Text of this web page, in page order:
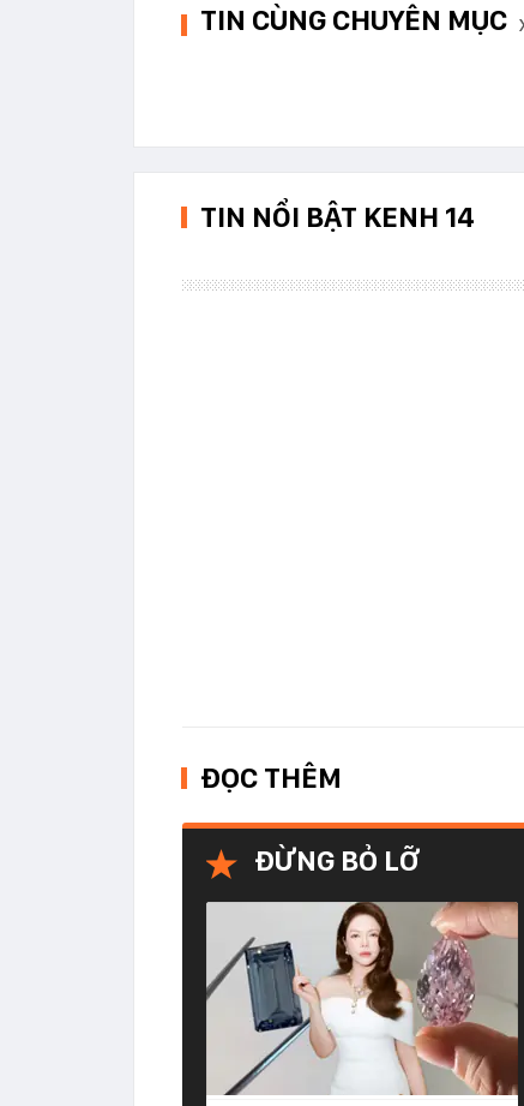
TIN CÙNG CHUYÊN MỤC
TIN NỔI BẬT KENH 14
ĐỌC THÊM
ĐỪNG BỎ LỠ